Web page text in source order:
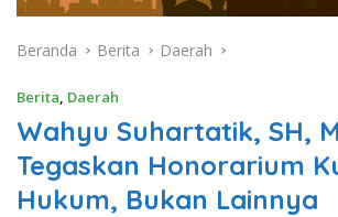
Beranda Berita Daerah
Berita Daerah
Wahyu Suhartatik, SH,
Tegaskan Honorarium
Hukum, Bukan Lainnya